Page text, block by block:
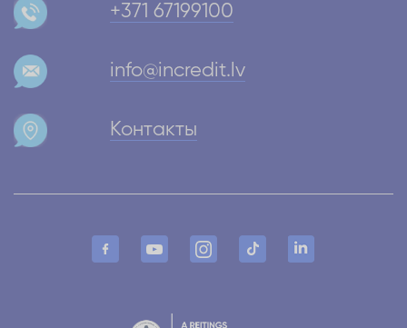
+371 67199100
info@incredit.lv
Контакты